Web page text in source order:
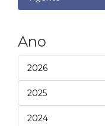
Ano
2026
2025
2024